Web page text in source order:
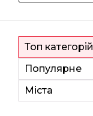
Топ категорій
Популярне
Міста